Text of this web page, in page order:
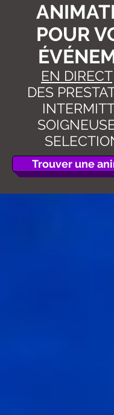
POUR
EN DIRECT
DES
Trouver une